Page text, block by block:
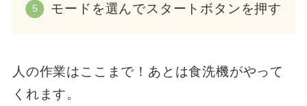
モードを選んでスタートボタンを押す
人の作業はここまで！あとは食洗機がやって
くれます。